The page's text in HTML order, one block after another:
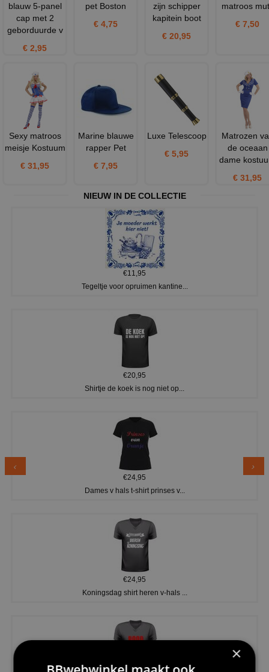
blauw 5-panel
cap met 2
geborduurde v
€ 2,95
pet Boston
€ 4,75
zijn schipper
kapitein boot
€ 20,95
matroos
€ 7,50
Sexy matroos
meisje Kostuum
€ 31,95
Marine blauwe
rapper Pet
€ 7,95
Luxe Telescoop
€ 5,95
Matrozen
de oceaan
dame
€ 31,95
NIEUW IN DE COLLECTIE
€11,95
Tegeltje voor opruimen kantine...
€20,95
Shirtje de koek is nog niet op...
€24,95
Dames v hals t-shirt prinses v...
€24,95
Koningsdag shirt heren v-hals ...
×